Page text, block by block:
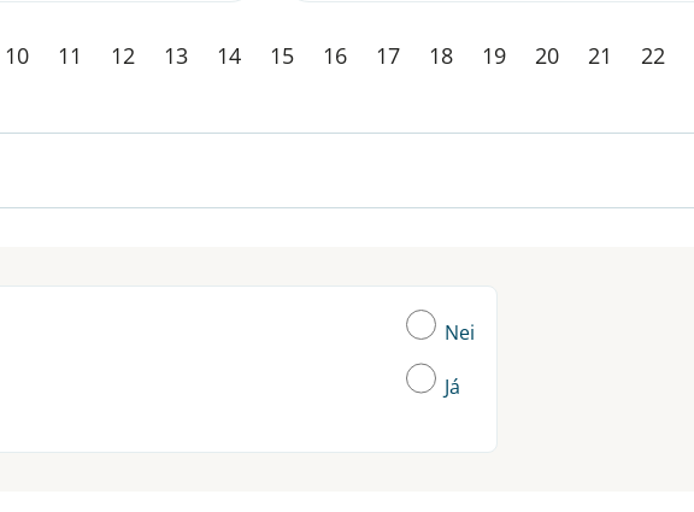
10 11 12 13 14 15 16 17 18 19 20 21 22
Nei
Já